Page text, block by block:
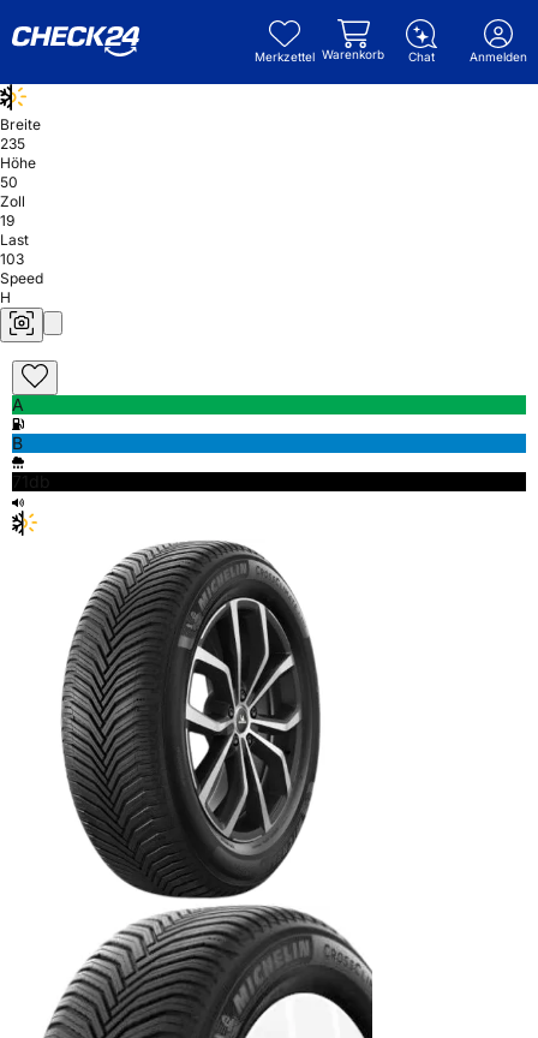
Merkzettel Warenkorb Chat Anmelden
Breite
235
Höhe
50
Zoll
19
Last
103
Speed
H
A
B
71db